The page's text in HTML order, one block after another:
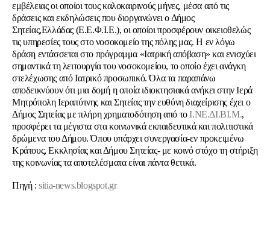
εμβέλειας οι οποίοι τους καλοκαιρινούς μήνες, μέσα από τις
δράσεις και εκδηλώσεις που διοργανώνει ο Δήμος
Σητείας,Ελλάδας (Ε.Ε.Φ.Ι.Ε.), οι οποίοι προσφέρουν οικειοθελώς
τις υπηρεσίες τους στο νοσοκομείο της πόλης μας. Η εν λόγω
δράση εντάσσεται στο πρόγραμμα «Ιατρική απόβαση» και ενισχύει
σημαντικά τη λειτουργία του νοσοκομείου, το οποίο έχει ανάγκη
στελέχωσης από Ιατρικό προσωπικό. Όλα τα παραπάνω
αποδεικνύουν ότι μια δομή η οποία ιδιοκτησιακά ανήκει στην Ιερά
Μητρόπολη Ιεραπύτνης και Σητείας την ευθύνη διαχείρισης έχει ο
Δήμος Σητείας με πλήρη χρηματοδότηση από τοΙ.ΝΕ.ΔΙ.ΒΙ.Μ.,
προσφέρει τα μέγιστα στα κοινωνικά εκπαιδευτικά και πολιτιστικά
δρώμενα του Δήμου. Όπου υπάρχει συνεργασία-εν προκειμένω
Κράτους, Εκκλησίας και Δήμου Σητείας- με κοινό στόχο τη στήριξη
της κοινωνίας τα αποτελέσματα είναι πάντα θετικά.
Πηγή :sitia-news.blogspot.gr